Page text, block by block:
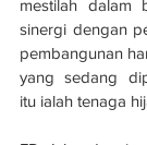
mestilah dalam
sinergi dengan
pembangunan
yang sedang
itu ialah tenaga